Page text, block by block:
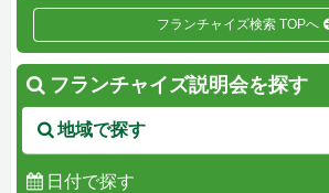
フランチャイズ検索 TOPへ
フランチャイズ説明会を探す
地域で探す
日付で探す